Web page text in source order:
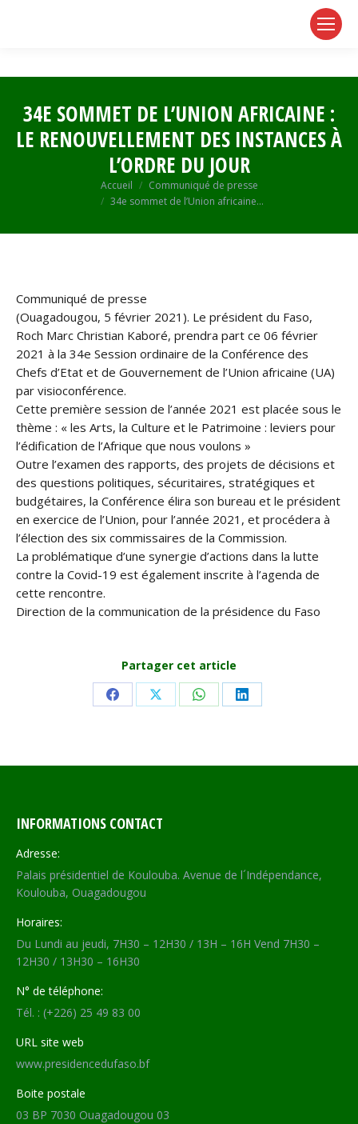
34E SOMMET DE L’UNION AFRICAINE :
LE RENOUVELLEMENT DES INSTANCES À
L’ORDRE DU JOUR
Accueil
Communiqué de presse
34e sommet de l’Union africaine…
Communiqué de presse
(Ouagadougou, 5 février 2021). Le président du Faso,
Roch Marc Christian Kaboré, prendra part ce 06 février
2021 à la 34e Session ordinaire de la Conférence des
Chefs d’Etat et de Gouvernement de l’Union africaine (UA)
par visioconférence.
Cette première session de l’année 2021 est placée sous le
thème : « les Arts, la Culture et le Patrimoine : leviers pour
l’édification de l’Afrique que nous voulons »
Outre l’examen des rapports, des projets de décisions et
des questions politiques, sécuritaires, stratégiques et
budgétaires, la Conférence élira son bureau et le président
en exercice de l’Union, pour l’année 2021, et procédera à
l’élection des six commissaires de la Commission.
La problématique d’une synergie d’actions dans la lutte
contre la Covid-19 est également inscrite à l’agenda de
cette rencontre.
Direction de la communication de la présidence du Faso
Partager cet article
Share Share Share Share
INFORMATIONS CONTACT
Adresse:
Palais présidentiel de Koulouba. Avenue de l´Indépendance,
Koulouba, Ouagadougou
Horaires:
Du Lundi au jeudi, 7H30 – 12H30 / 13H – 16H Vend 7H30 –
12H30 / 13H30 – 16H30
N° de téléphone:
Tél. : (+226) 25 49 83 00
URL site web
www.presidencedufaso.bf
Boite postale
03 BP 7030 Ouagadougou 03